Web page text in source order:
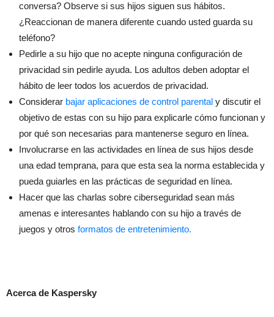
conversa? Observe si sus hijos siguen sus hábitos.
¿Reaccionan de manera diferente cuando usted guarda su
teléfono?
Pedirle a su hijo que no acepte ninguna configuración de
privacidad sin pedirle ayuda. Los adultos deben adoptar el
hábito de leer todos los acuerdos de privacidad.
Considerar bajar aplicaciones de control parental y discutir el
objetivo de estas con su hijo para explicarle cómo funcionan y
por qué son necesarias para mantenerse seguro en línea.
Involucrarse en las actividades en línea de sus hijos desde
una edad temprana, para que esta sea la norma establecida y
pueda guiarles en las prácticas de seguridad en línea.
Hacer que las charlas sobre ciberseguridad sean más
amenas e interesantes hablando con su hijo a través de
juegos y otros formatos de entretenimiento.
Acerca de Kaspersky